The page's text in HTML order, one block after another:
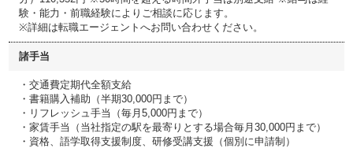
験・能力・前職経験によりご相談に応じます。
※詳細は転職エージェントへお問い合わせください。
諸手当
・交通費定期代全額支給
・書籍購入補助（半期30,000円まで）
・リフレッシュ手当（毎月5,000円まで）
・家賃手当（当社指定の駅を最寄りとする場合毎月30,000円まで）
・資格、語学取得支援制度、研修受講支援（個別に申請制）